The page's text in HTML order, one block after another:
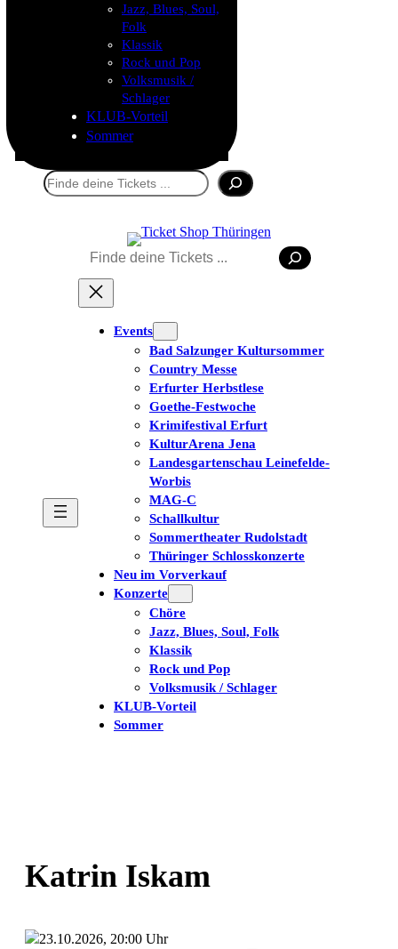
Jazz, Blues, Soul,
Folk
Klassik
Rock und Pop
Volksmusik /
Schlager
KLUB-Vorteil
Sommer
Suchen
Suchen
Events
Bad Salzunger Kultursommer
Country Messe
Erfurter Herbstlese
Goethe-Festwoche
Krimifestival Erfurt
KulturArena Jena
Landesgartenschau Leinefelde-
Worbis
MAG-C
Schallkultur
Sommertheater Rudolstadt
Thüringer Schlosskonzerte
Neu im Vorverkauf
Konzerte
Chöre
Jazz, Blues, Soul, Folk
Klassik
Rock und Pop
Volksmusik / Schlager
KLUB-Vorteil
Sommer
Katrin Iskam
23.10.2026, 20:00 Uhr
Tickets kaufen